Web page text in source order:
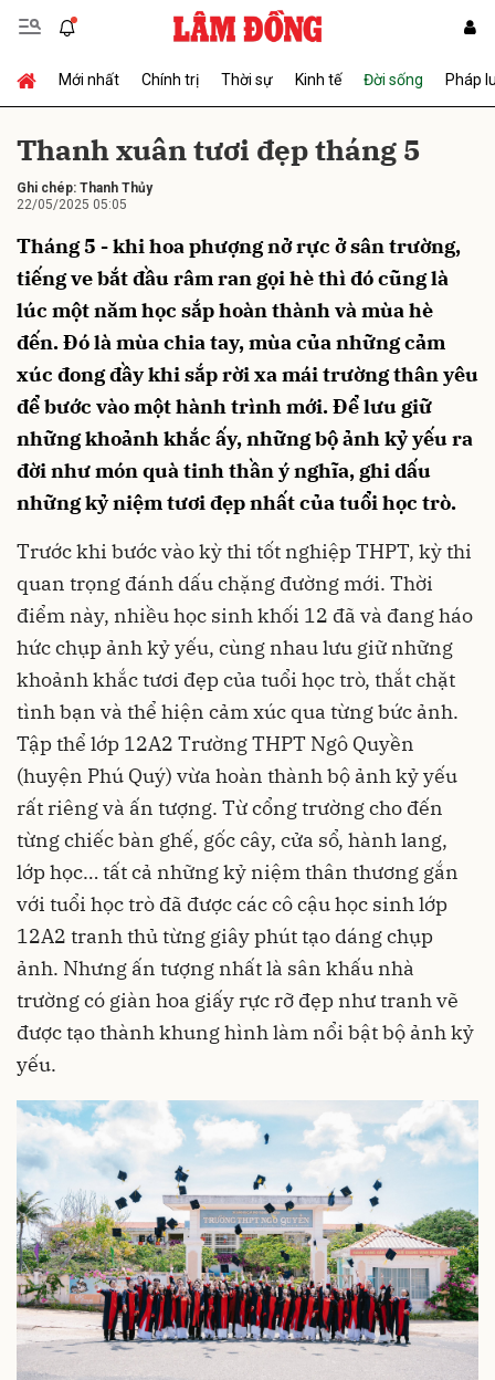
Mới nhất Chính trị Thời sự Kinh tế Đời sống Pháp
Thanh xuân tươi đẹp tháng 5
Ghi chép: Thanh Thủy
22/05/2025 05:05
Tháng 5 - khi hoa phượng nở rực ở sân trường,
tiếng ve bắt đầu râm ran gọi hè thì đó cũng là
lúc một năm học sắp hoàn thành và mùa hè
đến. Đó là mùa chia tay, mùa của những cảm
xúc đong đầy khi sắp rời xa mái trường thân yêu
để bước vào một hành trình mới. Để lưu giữ
những khoảnh khắc ấy, những bộ ảnh kỷ yếu ra
đời như món quà tinh thần ý nghĩa, ghi dấu
những kỷ niệm tươi đẹp nhất của tuổi học trò.
Trước khi bước vào kỳ thi tốt nghiệp THPT, kỳ thi
quan trọng đánh dấu chặng đường mới. Thời
điểm này, nhiều học sinh khối 12 đã và đang háo
hức chụp ảnh kỷ yếu, cùng nhau lưu giữ những
khoảnh khắc tươi đẹp của tuổi học trò, thắt chặt
tình bạn và thể hiện cảm xúc qua từng bức ảnh.
Tập thể lớp 12A2 Trường THPT Ngô Quyền
(huyện Phú Quý) vừa hoàn thành bộ ảnh kỷ yếu
rất riêng và ấn tượng. Từ cổng trường cho đến
từng chiếc bàn ghế, gốc cây, cửa sổ, hành lang,
lớp học… tất cả những kỷ niệm thân thương gắn
với tuổi học trò đã được các cô cậu học sinh lớp
12A2 tranh thủ từng giây phút tạo dáng chụp
ảnh. Nhưng ấn tượng nhất là sân khấu nhà
trường có giàn hoa giấy rực rỡ đẹp như tranh vẽ
được tạo thành khung hình làm nổi bật bộ ảnh kỷ
yếu.
Gửi bình luận
Hủy Gửi